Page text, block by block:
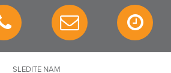
SLEDITE NAM